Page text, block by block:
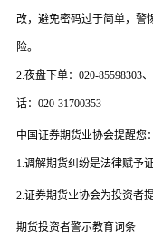
改，避免密码过于简单，警
险。
2. 夜盘下单： 020-85598303
话： 020-31700353
中国证券期货业协会提醒您：
1. 调解期货纠纷是法律赋予
2. 证券期货业协会为投资者
期货投资者警示教育词条